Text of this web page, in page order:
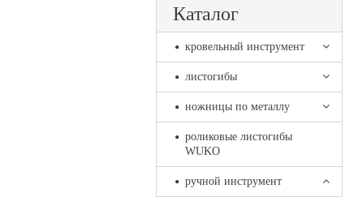
Каталог
кровельный инструмент
листогибы
ножницы по металлу
роликовые листогибы
WUKO
ручной инструмент